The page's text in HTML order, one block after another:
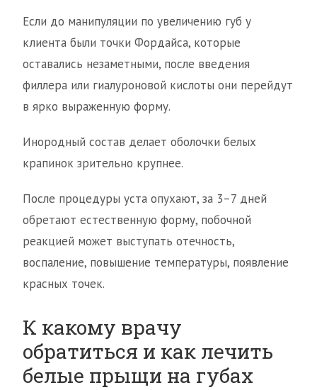
Если до манипуляции по увеличению губ у
клиента были точки Фордайса, которые
оставались незаметными, после введения
филлера или гиалуроновой кислоты они перейдут
в ярко выраженную форму.
Инородный состав делает оболочки белых
крапинок зрительно крупнее.
После процедуры уста опухают, за 3–7 дней
обретают естественную форму, побочной
реакцией может выступать отечность,
воспаление, повышение температуры, появление
красных точек.
К какому врачу
обратиться и как лечить
белые прыщи на губах